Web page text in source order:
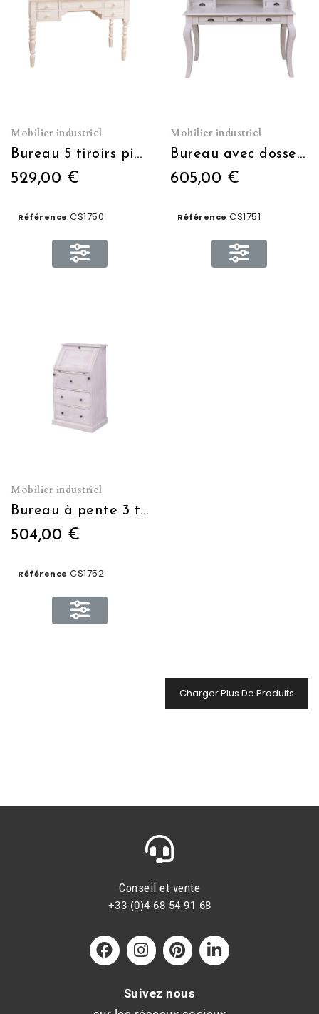
Mobilier industriel
Bureau 5 tiroirs pieds tournés L 130 x H 83 x P 65
529,00 €
Référence CS1750
Mobilier industriel
Bureau avec dosseret pieds galbés + 5 tiroirs L 110 x H 78 x P 70
605,00 €
Référence CS1751
Mobilier industriel
Bureau à pente 3 tiroirs L 65 x H 110 x P 45
504,00 €
Référence CS1752
Charger Plus De Produits
Conseil et vente
+33 (0)4 68 54 91 68
Suivez nous